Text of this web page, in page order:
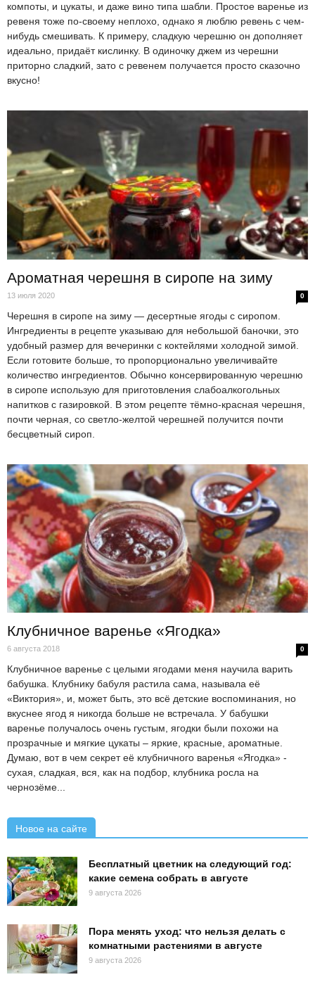
компоты, и цукаты, и даже вино типа шабли. Простое варенье из
ревеня тоже по-своему неплохо, однако я люблю ревень с чем-
нибудь смешивать. К примеру, сладкую черешню он дополняет
идеально, придаёт кислинку. В одиночку джем из черешни
приторно сладкий, зато с ревенем получается просто сказочно
вкусно!
Ароматная черешня в сиропе на зиму
13 июля 2020 0
Черешня в сиропе на зиму — десертные ягоды с сиропом.
Ингредиенты в рецепте указываю для небольшой баночки, это
удобный размер для вечеринки с коктейлями холодной зимой.
Если готовите больше, то пропорционально увеличивайте
количество ингредиентов. Обычно консервированную черешню
в сиропе использую для приготовления слабоалкогольных
напитков с газировкой. В этом рецепте тёмно-красная черешня,
почти черная, со светло-желтой черешней получится почти
бесцветный сироп.
Клубничное варенье «Ягодка»
6 августа 2018 0
Клубничное варенье с целыми ягодами меня научила варить
бабушка. Клубнику бабуля растила сама, называла её
«Виктория», и, может быть, это всё детские воспоминания, но
вкуснее ягод я никогда больше не встречала. У бабушки
варенье получалось очень густым, ягодки были похожи на
прозрачные и мягкие цукаты – яркие, красные, ароматные.
Думаю, вот в чем секрет её клубничного варенья «Ягодка» -
сухая, сладкая, вся, как на подбор, клубника росла на
чернозёме...
Новое на сайте
Бесплатный цветник на следующий год:
какие семена собрать в августе
9 августа 2026
Пора менять уход: что нельзя делать с
комнатными растениями в августе
9 августа 2026